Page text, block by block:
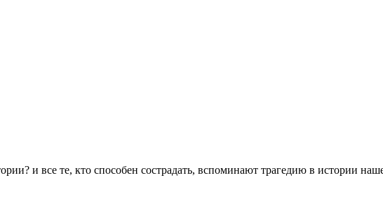
и все те, кто способен сострадать, вспоминают трагедию в истории